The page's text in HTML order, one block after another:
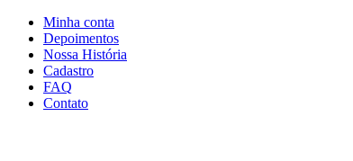
para
conteúdo
Minha conta
Depoimentos
Nossa História
Cadastro
FAQ
Contato